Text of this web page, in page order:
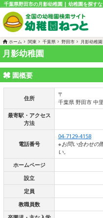
千葉県野田市の月影幼稚園 | 幼稚園を探す
ホーム 関東 千葉県 野田市 月影幼稚園
月影幼稚園
園概要
住所
〒
千葉県 野田市 中
最寄駅・アクセス
方法
電話番号
04-7129-4158
※お問い合わせの
い。
ホームページ
設立
定員
教職員数